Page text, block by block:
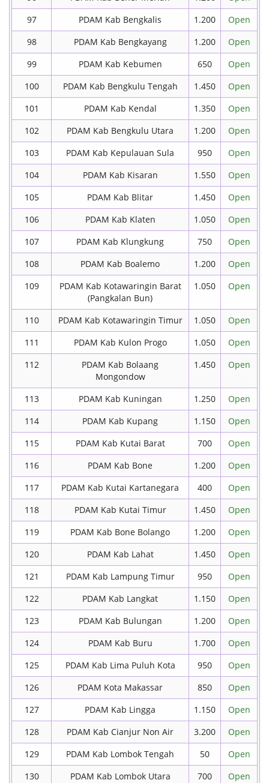
97
PDAM Kab Bengkalis 1.200
Open
98
PDAM Kab Bengkayang 1.200
Open
99
PDAM Kab Kebumen 650
Open
100
PDAM Kab Bengkulu Tengah 1.450
Open
101
PDAM Kab Kendal 1.350
Open
102
PDAM Kab Bengkulu Utara 1.200
Open
103
PDAM Kab Kepulauan Sula 950
Open
104
PDAM Kab Kisaran 1.550
Open
105
PDAM Kab Blitar 1.450
Open
106
PDAM Kab Klaten 1.050
Open
107
PDAM Kab Klungkung 750
Open
108
PDAM Kab Boalemo 1.200
Open
109
PDAM Kab Kotawaringin Barat
(Pangkalan Bun)
1.050 Open
110 PDAM Kab Kotawaringin Timur 1.050
Open
111
PDAM Kab Kulon Progo 1.050
Open
112
PDAM Kab Bolaang
Mongondow
1.450 Open
113 PDAM Kab Kuningan 1.250
Open
114
PDAM Kab Kupang 1.150
Open
115
PDAM Kab Kutai Barat 700
Open
116
PDAM Kab Bone 1.200
Open
117
PDAM Kab Kutai Kartanegara 400
Open
118
PDAM Kab Kutai Timur 1.450
Open
119
PDAM Kab Bone Bolango 1.200
Open
120
PDAM Kab Lahat 1.450
Open
121
PDAM Kab Lampung Timur 950
Open
122
PDAM Kab Langkat 1.150
Open
123
PDAM Kab Bulungan 1.200
Open
124
PDAM Kab Buru 1.700
Open
125
PDAM Kab Lima Puluh Kota 950
Open
126
PDAM Kota Makassar 850
Open
127
PDAM Kab Lingga 1.150
Open
128
PDAM Kab Cianjur Non Air 3.200
Open
129
PDAM Kab Lombok Tengah 50
Open
130
PDAM Kab Lombok Utara 700
Open